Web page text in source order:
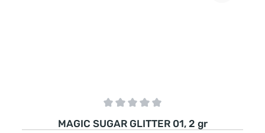
Durchschnittliche Bewertung von 0 von 5 Sternen
MAGIC SUGAR GLITTER 01, 2 gr